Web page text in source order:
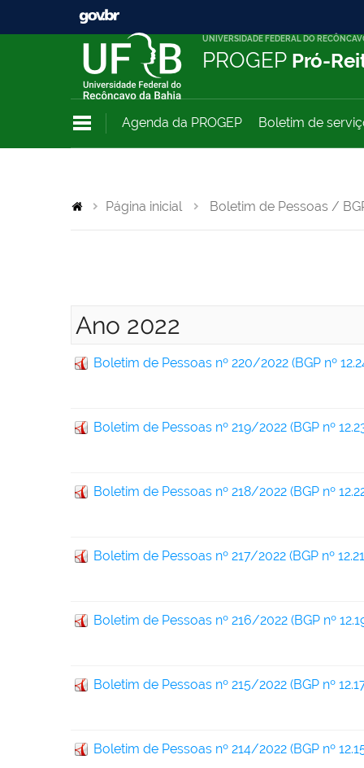
UNIVERSIDADE FEDERAL DO
PROGEP Pró-
Agenda da PROGEP Boletim de
Página inicial Boletim de Pessoas /
Ano 2022
Boletim de Pessoas nº 220/2022 (BGP nº
Boletim de Pessoas nº 219/2022 (BGP nº
Boletim de Pessoas nº 218/2022 (BGP nº
Boletim de Pessoas nº 217/2022 (BGP nº
Boletim de Pessoas nº 216/2022 (BGP nº
Boletim de Pessoas nº 215/2022 (BGP nº
Boletim de Pessoas nº 214/2022 (BGP nº